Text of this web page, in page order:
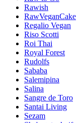
Rawish
RawVeganCake
Regalio Vegan
Riso Scotti
Roi Thai
Royal Forest
Rudolfs
Sababa
Salemipina
Salina
Sangre de Toro
Santai Living
Sezam